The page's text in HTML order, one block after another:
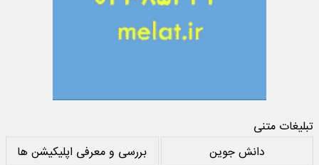
تبلیغات متنی
دانش جوین
بررسی و معرفی اپلیکیشن ها